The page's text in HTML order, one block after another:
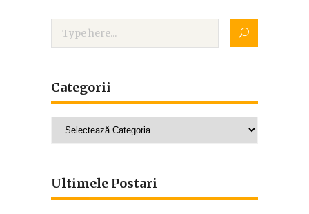
Categorii
Categorii
Ultimele Postari